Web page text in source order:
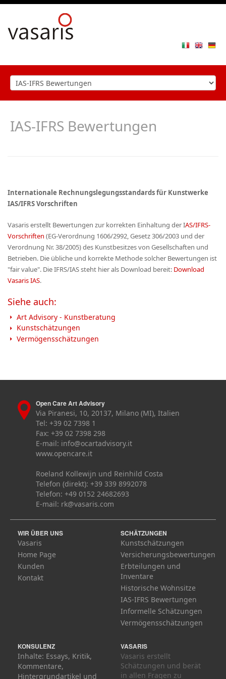
IAS-IFRS Bewertungen
Internationale Rechnungslegungsstandards für Kunstwerke
IAS/IFRS Vorschriften
Vasariserstellt Bewertungen zur korrekten Einhaltung der IAS/IFRS-
Vorschriften (EG-Verordnung 1606/2992, Gesetz 306/2003 und der
Verordnung Nr. 38/2005) des Kunstbesitzes von Gesellschaften und
Betrieben. Die übliche und korrekte Methode solcher Bewertungen ist
"fair value". Die IFRS/IAS steht hier als Download bereit: Download
Vasaris IAS.
Siehe auch:
Art Advisory - Kunstberatung
Kunstschätzungen
Vermögensschätzungen
Open Care Art Advisory
Via Piranesi, 10, 20137, Milano (MI), Italien
Tel: +39 02 7398 1
Fax: +39 02 7398 298
E-mail: info@ocartadvisory.it
www.opencare.it
Roeland Kollewijn und Reinhild Costa
Telefon (direkt): +39 339 8992078
Telefon: +49 0152 24682693
E-mail: rk@vasaris.com
WIR ÜBER UNS
Vasaris
Home Page
Kunden
Kontakt
SCHÄTZUNGEN
Kunstschätzungen
Versicherungsbewertungen
Erbteilungen und
Inventare
Historische Wohnsitze
IAS-IFRS Bewertungen
Informelle Schätzungen
Vermögensschätzungen
KONSULENZ
Inhalte: Essays, Kritik,
Kommentare,
Hintergrundartikel und
VASARIS
Vasaris erstellt
Schätzungen und berät
in allen Fragen zu